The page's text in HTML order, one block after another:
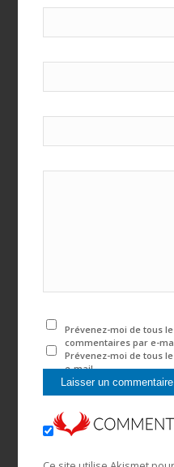
Prévenez-moi de tous
commentaires par e-
Prévenez-moi de tous
e-mail.